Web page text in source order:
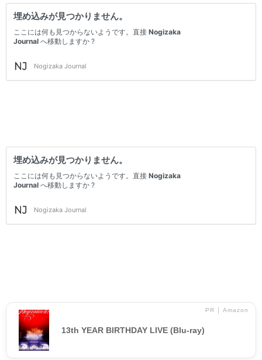
PR │ Amazon
13th YEAR BIRTHDAY LIVE (Blu-ray)